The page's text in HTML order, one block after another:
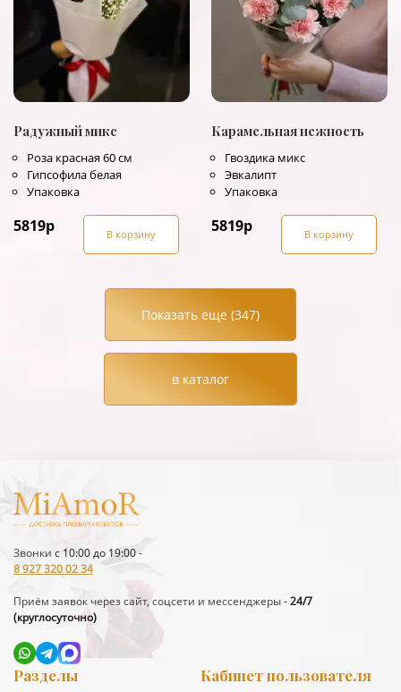
Радужный микс
Роза красная 60 см
Гипсофила белая
Упаковка
5819р В корзину
Карамельная нежность
Гвоздика микс
Эвкалипт
Упаковка
5819р В корзину
Показать еще (347)
в каталог
Звонки с 10:00 до 19:00 -
8 927 320 02 34
Приём заявок через сайт, соцсети и мессенджеры-24/7
(круглосуточно)
Разделы Кабинет пользователя